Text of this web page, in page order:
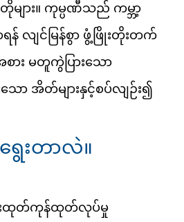
ား။ ကုမ္ပဏီသည် ကမ္ဘာ့
ရန် လျင်မြန်စွာ ဖွံ့ဖြိုးတိုးတက်
း မတူကွဲပြားသော
ာ အိတ်များနှင့်စပ်လျဉ်း၍
းတာလဲ။
ပိုးထုတ်ကုန်ထုတ်လုပ်မှု